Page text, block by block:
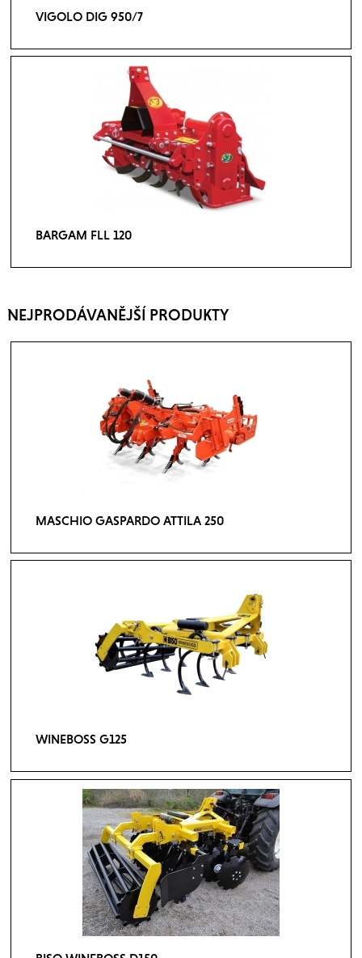
VIGOLO DIG 950/7
BARGAM FLL 120
NEJPRODÁVANĚJŠÍ PRODUKTY
MASCHIO GASPARDO ATTILA 250
WINEBOSS G125